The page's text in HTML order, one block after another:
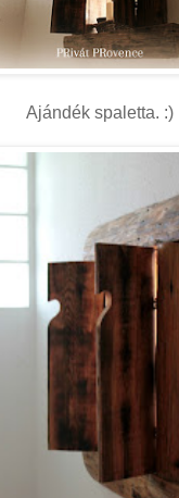
Ajándék spaletta. :)